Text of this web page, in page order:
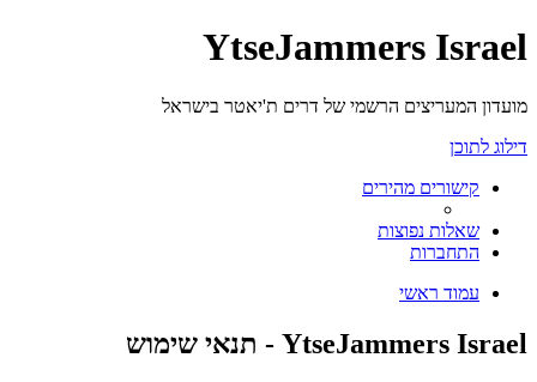
YtseJammers Israel
מועדון המעריצים הרשמי של דרים ת'יאטר בישראל
דילוג לתוכן
קישורים מהירים
שאלות נפוצות
התחברות
עמוד ראשי
YtseJammers Israel - תנאי שימוש